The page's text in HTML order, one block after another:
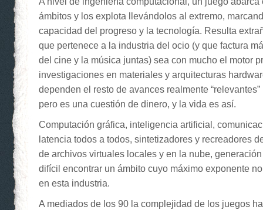
ámbitos y los explota llevándolos al extremo,
capacidad del progreso y la tecnología. Resulta
que pertenece a la industria del ocio (y que factura
del cine y la música juntas) sea con mucho el motor
investigaciones en materiales y arquitecturas
dependen el resto de avances realmente
pero es una cuestión de dinero, y la vida es así.
Computación gráfica, inteligencia artificial,
latencia todos a todos, sintetizadores y recreadores
de archivos virtuales locales y en la nube,
difícil encontrar un ámbito cuyo máximo exponente
en esta industria.
A mediados de los 90 la complejidad de los juegos